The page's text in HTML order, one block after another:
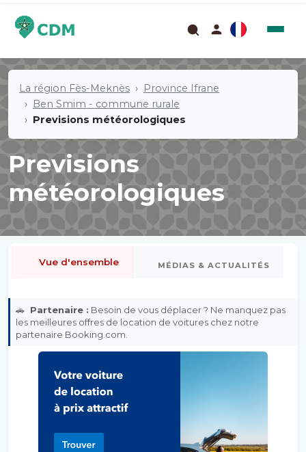
La région Fès-Meknès
Province Ifrane
Ben Smim - commune rurale
Previsions météorologiques
Previsions
météorologiques
Vue d'ensemble MÉDIAS & ACTUALITÉS
🚗 Partenaire : Besoin de vous déplacer ? Ne manquez pas
les meilleures offres de location de voitures chez notre
partenaire Booking.com.